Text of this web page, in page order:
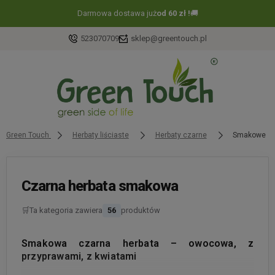
Darmowa dostawa jużod 60 zł !🚚
523070709 sklep@greentouch.pl
Green Touch Herbaty liściaste Herbaty czarne Smakowe
Czarna herbata smakowa
🛒Ta kategoria zawiera 56 produktów
Smakowa czarna herbata – owocowa, z
przyprawami, z kwiatami